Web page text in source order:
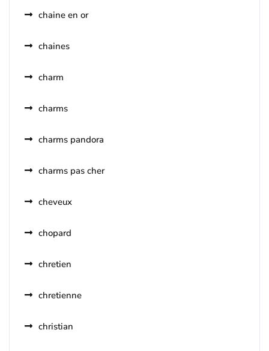
chaine en or
chaines
charm
charms
charms pandora
charms pas cher
cheveux
chopard
chretien
chretienne
christian